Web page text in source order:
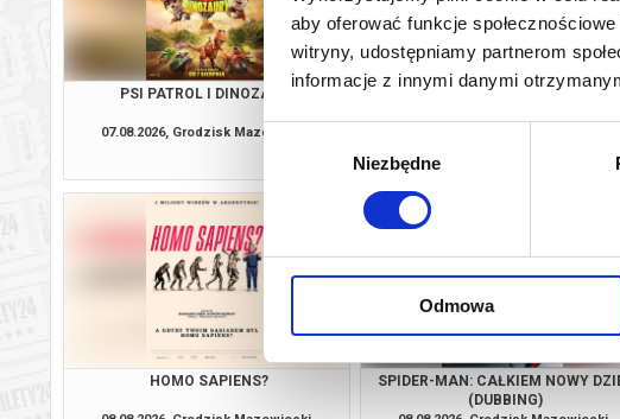
aby oferować funkcje
witryny, udostępniamy partnerom
informacje z innymi danymi
Wybór
Niezbędne
Odmowa
PSI PATROL I DINOZAURY
07.08.2026, Grodzisk Mazowiecki
O CZYM SOBIE NIE MÓWIMY
kup
HOMO SAPIENS?
SPIDER-MAN: CAŁKIEM NOWY
(DUBBING)